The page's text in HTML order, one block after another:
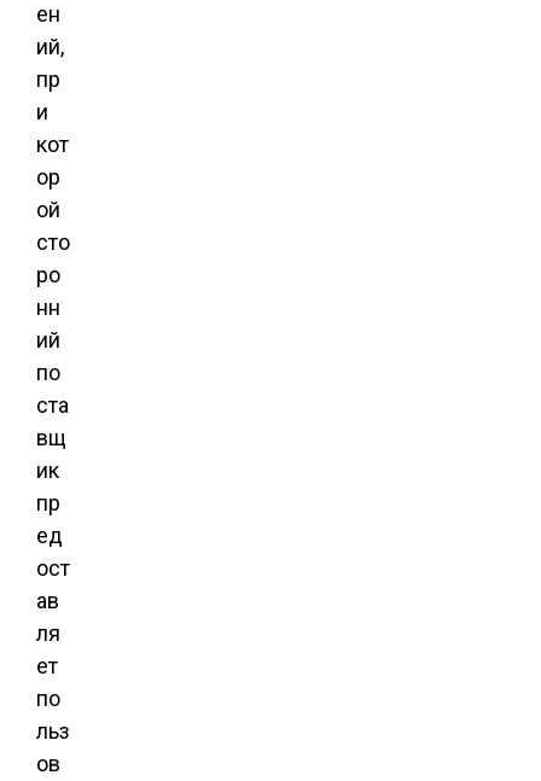
ен
ий,
пр
и
кот
ор
ой
сто
ро
нн
ий
по
ста
вщ
ик
пр
ед
ост
ав
ля
ет
по
льз
ов